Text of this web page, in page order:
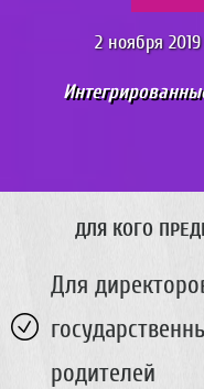
2 ноября
р
-
ДЛЯ КОГО
Для
родителей